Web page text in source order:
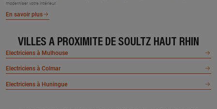
moderniser votre intérieur.
En savoir plus
VILLES À PROXIMITÉ DE SOULTZ HAUT RHIN
Electriciens à Mulhouse
Electriciens à Colmar
Electriciens à Huningue